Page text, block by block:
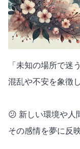
「未知の場所で迷
混乱や不安を象徴
😕 新しい環境や人
その感情を夢に反